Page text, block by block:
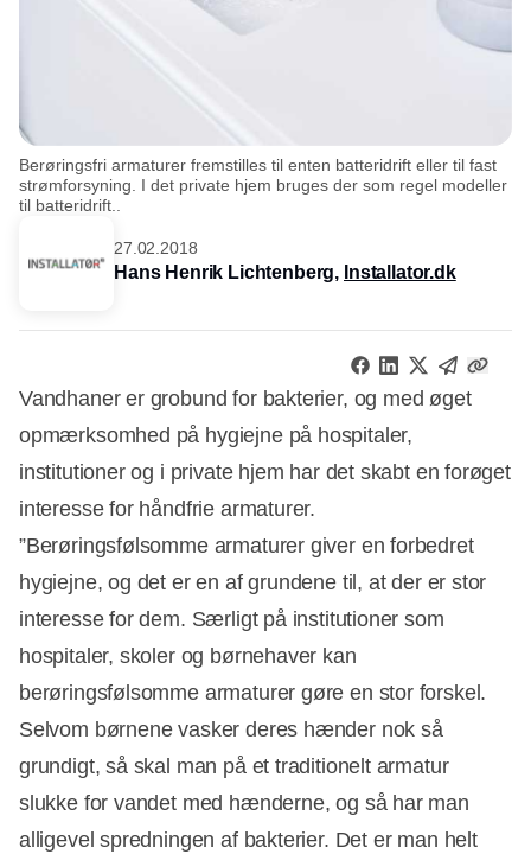
Berøringsfri armaturer fremstilles til enten batteridrift eller til fast
strømforsyning. I det private hjem bruges der som regel modeller
til batteridrift..
27.02.2018
Hans Henrik Lichtenberg, Installator.dk
Vandhaner er grobund for bakterier, og med øget
opmærksomhed på hygiejne på hospitaler,
institutioner og i private hjem har det skabt en forøget
interesse for håndfrie armaturer.
”Berøringsfølsomme armaturer giver en forbedret
hygiejne, og det er en af grundene til, at der er stor
interesse for dem. Særligt på institutioner som
hospitaler, skoler og børnehaver kan
berøringsfølsomme armaturer gøre en stor forskel.
Selvom børnene vasker deres hænder nok så
grundigt, så skal man på et traditionelt armatur
slukke for vandet med hænderne, og så har man
alligevel spredningen af bakterier. Det er man helt